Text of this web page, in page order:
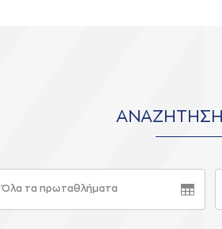
ΑΝΑΖΗΤΗΣΗ
Όλα τα πρωταθλήματα